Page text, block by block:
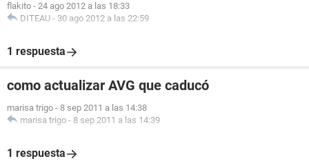
flakito - 24 ago 2012 a las 18:33
DITEAU - 30 ago 2012 a las 22:59
1 respuesta
como actualizar AVG que caducó
marisa trigo - 8 sep 2011 a las 14:38
marisa trigo - 8 sep 2011 a las 14:39
1 respuesta